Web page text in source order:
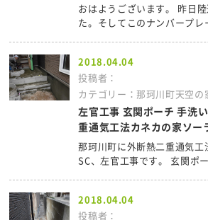
おはようございます。 昨日
た。そしてこのナンバープ
2018.04.04
投稿者：
カテゴリー：那珂川町天空の
左官工事 玄関ポーチ 手洗
重通気工法カネカの家ソー
那珂川町に外断熱二重通気工
SC、左官工事です。 玄関ポ
2018.04.04
投稿者：